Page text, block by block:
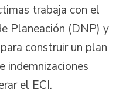
trabaja con el
Planeación (DNP) y
construir un plan
indemnizaciones
el ECI.